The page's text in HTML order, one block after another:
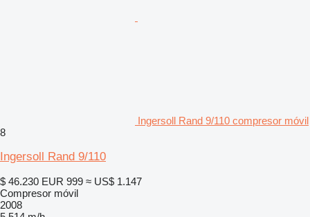
Ingersoll Rand 9/110 compresor móvil
8
Ingersoll Rand 9/110
$ 46.230 EUR 999 ≈ US$ 1.147
Compresor móvil
2008